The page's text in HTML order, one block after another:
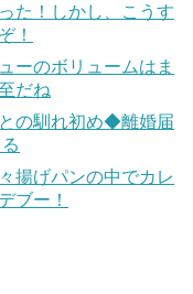
た！しかし、こうす
！
ーのボリュームはま
だね
の馴れ初め◆離婚届
揚げパンの中でカレ
ブー！